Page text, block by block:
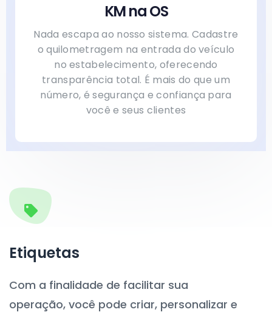
KM na OS
Nada escapa ao nosso sistema. Cadastre
o quilometragem na entrada do veículo
no estabelecimento, oferecendo
transparência total. É mais do que um
número, é segurança e confiança para
você e seus clientes
Etiquetas
Com a finalidade de facilitar sua
operação, você pode criar, personalizar e